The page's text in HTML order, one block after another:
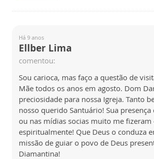
Há 9 anos
Ellber Lima
comentou:
Sou carioca, mas faço a questão de
Mãe todos os anos em agosto. Dom
preciosidade para nossa Igreja. Tanto
nosso querido Santuário! Sua presença
ou nas mídias socias muito me fizeram
espiritualmente! Que Deus o conduza
missão de guiar o povo de Deus
Diamantina!